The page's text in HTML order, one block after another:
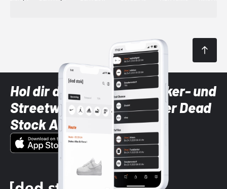
Hol dir die neuesten Sneaker- und
Streetwear-Brands mit der Dead
Stock App